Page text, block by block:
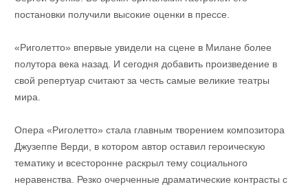
постановки получили высокие оценки в прессе.
«Риголетто» впервые увидели на сцене в Милане более
полутора века назад. И сегодня добавить произведение в
свой репертуар считают за честь самые великие театры
мира.
Опера «Риголетто» стала главным творением композитора
Джузеппе Верди, в котором автор оставил героическую
тематику и всесторонне раскрыл тему социального
неравенства. Резко очерченные драматические контрасты с